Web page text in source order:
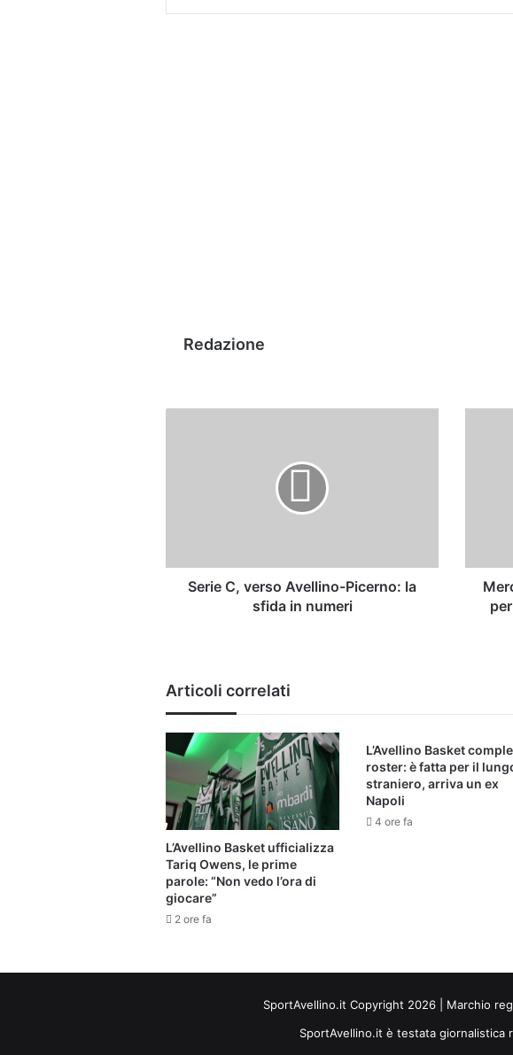
Redazione
numeri
Serie C, verso Avellino-Picerno: la
sfida in numeri
del
girone
Articoli correlati
L’Avellino Basket ufficializza
Tariq Owens, le prime
parole: “Non vedo l’ora di
giocare”
2 ore fa
L’Avellino Basket
roster: è fatta per il
straniero, arriva un ex
Napoli
4 ore fa
SportAvellino.it Copyright 2026 | Marchio
SportAvellino.it è testata giornalistica